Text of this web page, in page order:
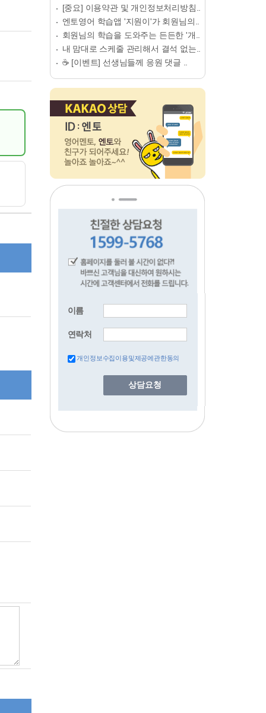
[중요] 이용약관 및 개인정보처리방침..
엔토영어 학습앱 '지원이'가 회원님의..
회원님의 학습을 도와주는 든든한 '개..
내 맘대로 스케줄 관리해서 결석 없는..
☕ [이벤트] 선생님들께 응원 댓글 ..
이름
연락처
개인정보수집이용및제공에관한동의
상담요청